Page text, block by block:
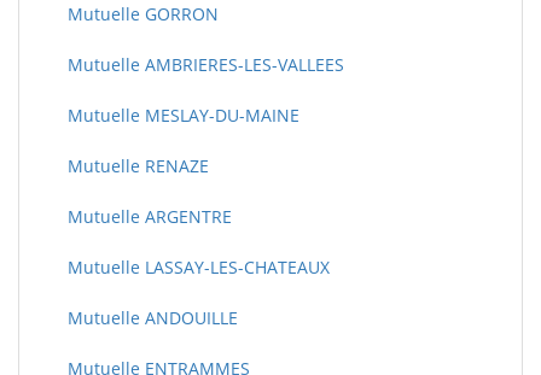
Mutuelle GORRON
Mutuelle AMBRIERES-LES-VALLEES
Mutuelle MESLAY-DU-MAINE
Mutuelle RENAZE
Mutuelle ARGENTRE
Mutuelle LASSAY-LES-CHATEAUX
Mutuelle ANDOUILLE
Mutuelle ENTRAMMES